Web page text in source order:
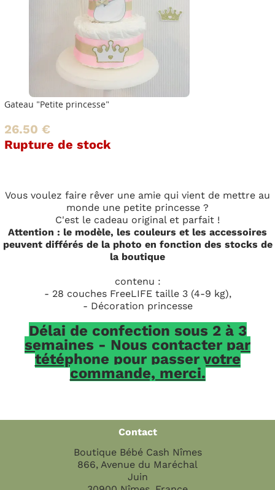
Gateau "Petite princesse"
26.50 €
Rupture de stock
Vous voulez faire rêver une amie qui vient de mettre au
monde une petite princesse ?
C'est le cadeau original et parfait !
Attention : le modèle, les couleurs et les accessoires
peuvent différés de la photo en fonction des stocks de
la boutique
contenu :
- 28 couches FreeLIFE taille 3 (4-9 kg),
- Décoration princesse
Délai de confection sous 2 à 3
semaines - Nous contacter par
tétéphone pour passer votre
commande, merci.
Contact
Boutique Bébé Cash Nîmes
866, Avenue du Maréchal
Juin